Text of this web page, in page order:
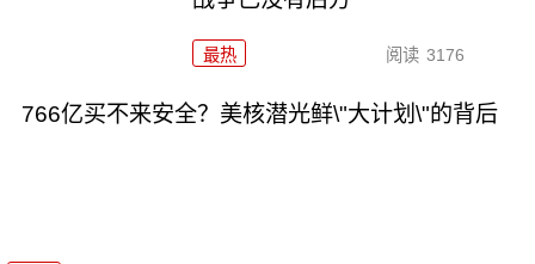
最热 阅读 3176
766亿买不来安全？美核潜光鲜\"大计划\"的背后